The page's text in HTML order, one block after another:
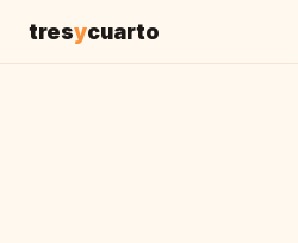
tresycuarto